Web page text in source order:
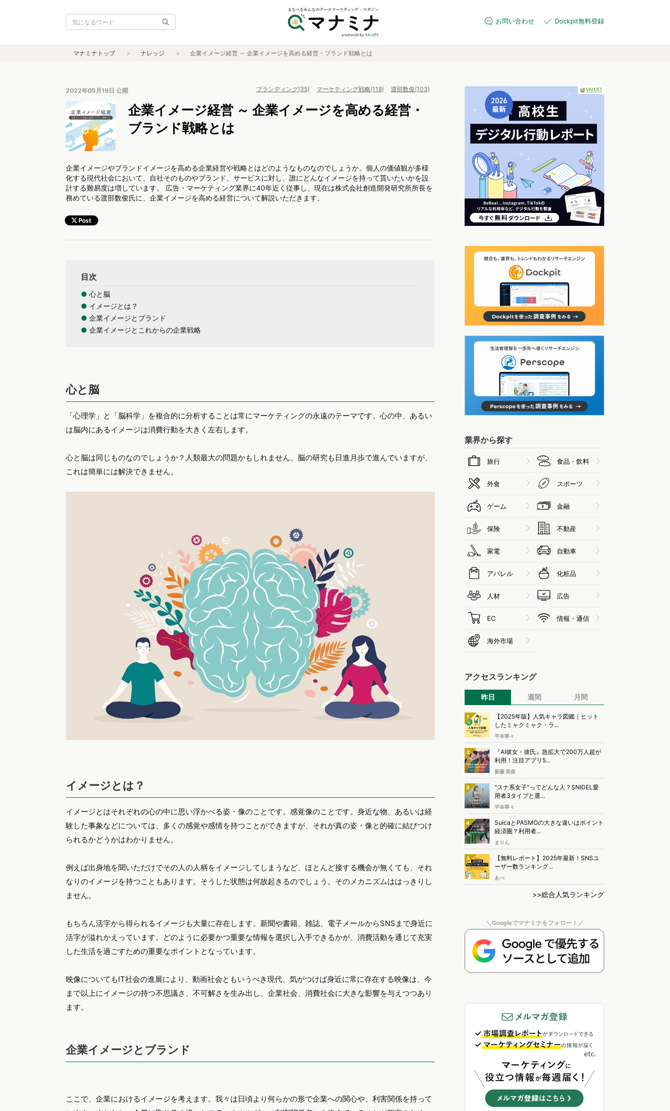
お問い合わせ Dockpit無料登録
マナミナトップ ナレッジ 企業イメージ経営 ～ 企業イメージを高める経営・ブランド戦略とは
2022年05月19日 公開 ブランディング(35) マーケティング戦略(118) 渡部数俊(103)
企業イメージ経営 ～ 企業イメージを高める経営・
ブランド戦略とは
企業イメージやブランドイメージを高める企業経営や戦略とはどのようなものなのでしょうか。個人の価値観が多様
化する現代社会において、自社そのものやブランド、サービスに対し、誰にどんなイメージを持って貰いたいかを設
計する難易度は増しています。 広告・マーケティング業界に40年近く従事し、現在は株式会社創造開発研究所所長を
務めている渡部数俊氏に、企業イメージを高める経営について解説いただきます。
目次
● 心と脳
● イメージとは？
● 企業イメージとブランド
● 企業イメージとこれからの企業戦略
心と脳
「心理学」と「脳科学」を複合的に分析することは常にマーケティングの永遠のテーマです。心の中、あるい
は脳内にあるイメージは消費行動を大きく左右します。
心と脳は同じものなのでしょうか？人類最大の問題かもしれません。脳の研究も日進月歩で進んでいますが、
これは簡単には解決できません。
イメージとは？
イメージとはそれぞれの心の中に思い浮かべる姿・像のことです。感覚像のことです。身近な物、あるいは経
験した事象などについては、多くの感覚や感情を持つことができますが、それが真の姿・像と的確に結びつけ
られるかどうかはわかりません。
例えば出身地を聞いただけでその人の人柄をイメージしてしまうなど、ほとんど接する機会が無くても、それ
なりのイメージを持つこともあります。そうした状態は何故起きるのでしょう。そのメカニズムははっきりし
ません。
もちろん活字から得られるイメージも大量に存在します。新聞や書籍、雑誌、電子メールからSNSまで身近に
活字が溢れかえっています。どのように必要かつ重要な情報を選択し入手できるかが、消費活動を通じて充実
した生活を過ごすための重要なポイントとなっています。
映像についてもIT社会の進展により、動画社会ともいうべき現代、気がつけば身近に常に存在する映像は、今
まで以上にイメージの持つ不思議さ、不可解さを生み出し、企業社会、消費社会に大きな影響を与えつつあり
ます。
企業イメージとブランド
業界から探す
旅行 食品・飲料
外食 スポーツ
ゲーム 金融
保険 不動産
家電 自動車
アパレル 化粧品
人材 広告
EC 情報・通信
海外市場
アクセスランキング
昨日 週間 月間
1
【2025年版】人気キャラ図鑑｜ヒット
したミャクミャク・ラ...
平本寧々
2
『AI彼女・彼氏』急拡大で200万人超が
利用！注目アプリ5...
新藤 英俊
3
"スナ系女子"ってどんな人？SNIDEL愛
用者3タイプと選...
平本寧々
4
SuicaとPASMOの大きな違いはポイント
経済圏？利用者...
まりん
5
【無料レポート】2025年最新！SNSユ
ーザー数ランキング...
あべ
>>総合人気ランキング
＼Googleでマナミナをフォロー！／